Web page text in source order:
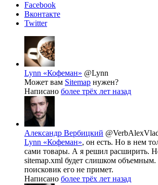
Facebook
Вконтакте
Twitter
Lynn «Кофеман» @Lynn
Может вам Sitemap нужен?
Написано более трёх лет назад
Александр Вербицкий
Lynn «Кофеман», он есть. Но в нем
сами товары. А я решил расширить.
sitemap.xml будет слишком
поисковик его не примет.
Написано более трёх лет назад